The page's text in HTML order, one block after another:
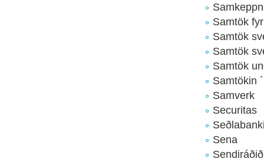
Samtök
Samtök
Samtök
Samtök
Samtökin
Samverk
Securitas
Sena
Sendiráðið